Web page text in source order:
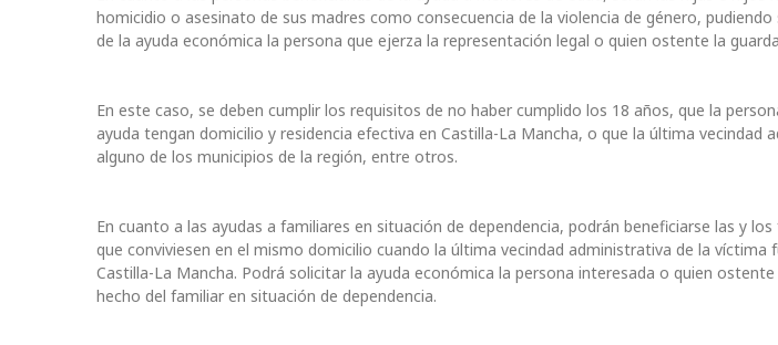
homicidio o asesinato de sus madres como consecuencia de la violencia de género,
de la ayuda económica la persona que ejerza la representación legal o quien ostente la
En este caso, se deben cumplir los requisitos de no haber cumplido los 18 años, que la
ayuda tengan domicilio y residencia efectiva en Castilla-La Mancha, o que la última vecindad
alguno de los municipios de la región, entre otros.
En cuanto a las ayudas a familiares en situación de dependencia, podrán beneficiarse las y
que conviviesen en el mismo domicilio cuando la última vecindad administrativa de la víctima
Castilla-La Mancha. Podrá solicitar la ayuda económica la persona interesada o quien
hecho del familiar en situación de dependencia.